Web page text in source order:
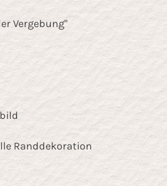
Vergebung"
Randdekoration